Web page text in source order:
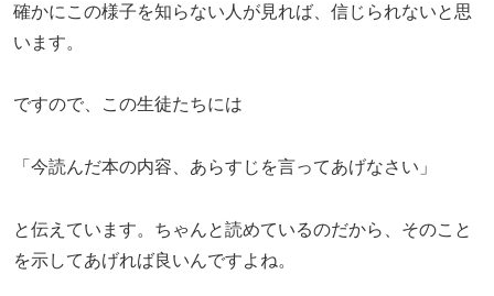
確かにこの様子を知らない人が見れば、信じられないと思
います。
ですので、この生徒たちには
「今読んだ本の内容、あらすじを言ってあげなさい」
と伝えています。ちゃんと読めているのだから、そのこと
を示してあげれば良いんですよね。